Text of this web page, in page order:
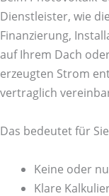
Dienstleister, wie die
Finanzierung,
auf Ihrem Dach
erzeugten Strom
vertraglich
Das bedeutet für
Keine oder
Klare